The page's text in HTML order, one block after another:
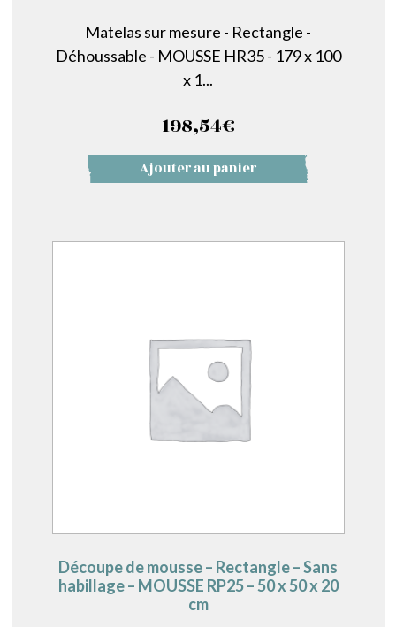
Matelas sur mesure - Rectangle -
Déhoussable - MOUSSE HR35 - 179 x 100
x 1...
198,54€
Ajouter au panier
Découpe de mousse – Rectangle – Sans
habillage – MOUSSE RP25 – 50 x 50 x 20
cm